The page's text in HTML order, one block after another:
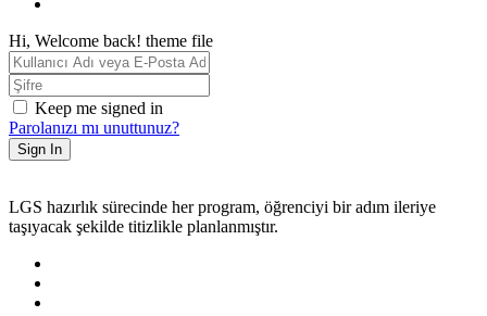
Hi, Welcome back! theme file
Keep me signed in
Parolanızı mı unuttunuz?
Sign In
LGS hazırlık sürecinde her program, öğrenciyi bir adım ileriye
taşıyacak şekilde titizlikle planlanmıştır.